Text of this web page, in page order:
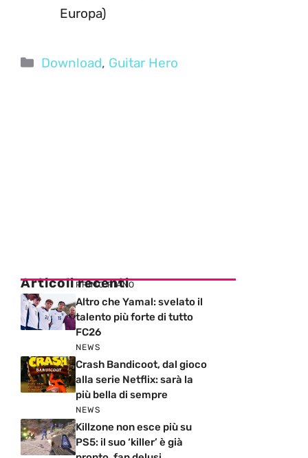
Europa)
Categorie
Download, Guitar Hero
Articoli recenti
PRIMO PIANO
Altro che Yamal: svelato il
talento più forte di tutto
FC26
NEWS
Crash Bandicoot, dal gioco
alla serie Netflix: sarà la
più bella di sempre
NEWS
Killzone non esce più su
PS5: il suo ‘killer’ è già